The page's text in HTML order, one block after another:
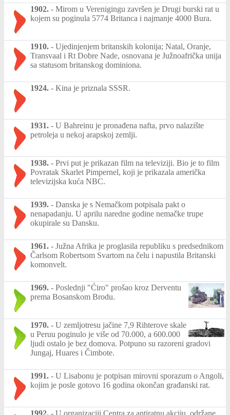
1902. - Mirom u Verenigingu završen je Drugi burski rat u
kojem su poginula 5774 Britanca i najmanje 4000 Bura.
1910. - Ujedinjenjem britanskih kolonija; Natal, Oranje,
Transvaal i Rt Dobre Nade, osnovana je Južnoafrička unija
sa statusom britanskog dominiona.
1924. - Kina je priznala SSSR.
1931. - U Bahreinu je pronađena nafta, prvo nalazište
petroleja u nekoj arapskoj zemlji.
1938. - Prvi put je prikazan film na televiziji. Bio je to film
Povratak Skarlet Pimpernel, koji je prikazala američka
televizijska kuća NBC.
1939. - Danska je s Nemačkom potpisala pakt o
nenapadanju. U aprilu naredne godine nemačke trupe
okupirale su Dansku.
1961. - Južna Afrika je proglasila republiku s predsednikom
Čarlsom Robertsom Svartom na čelu i napustila Britanski
komonvelt.
1969. - Poslednji "Ćiro" prošao kroz Derventu
prema Bosanskom Brodu.
1970. - U zemljotresu jačine 7,9 Rihterove skale
u Peruu poginulo je više od 70.000, a 600.000
ljudi ostalo je bez domova. Potpuno su razoreni gradovi
Jungaj, Huares i Čimbote.
1991. - U Lisabonu je potpisan mirovni sporazum o Angoli,
kojim je posle gotovo 16 godina okončan građanski rat.
1992. - U organizaciji Centra za antiratnu akciju, održane